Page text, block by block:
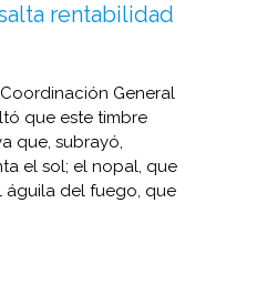
rentabilidad
General
que este timbre
que, subrayó,
el sol; el nopal, que
águila del fuego, que